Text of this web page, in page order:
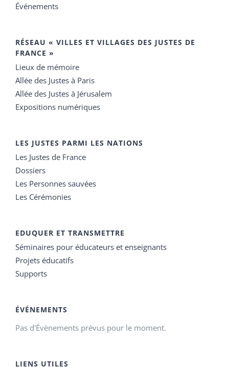
Événements
RÉSEAU « VILLES ET VILLAGES DES JUSTES DE
FRANCE »
Lieux de mémoire
Allée des Justes à Paris
Allée des Justes à Jérusalem
Expositions numériques
LES JUSTES PARMI LES NATIONS
Les Justes de France
Dossiers
Les Personnes sauvées
Les Cérémonies
EDUQUER ET TRANSMETTRE
Séminaires pour éducateurs et enseignants
Projets éducatifs
Supports
ÉVÉNEMENTS
Pas d'Évènements prévus pour le moment.
LIENS UTILES